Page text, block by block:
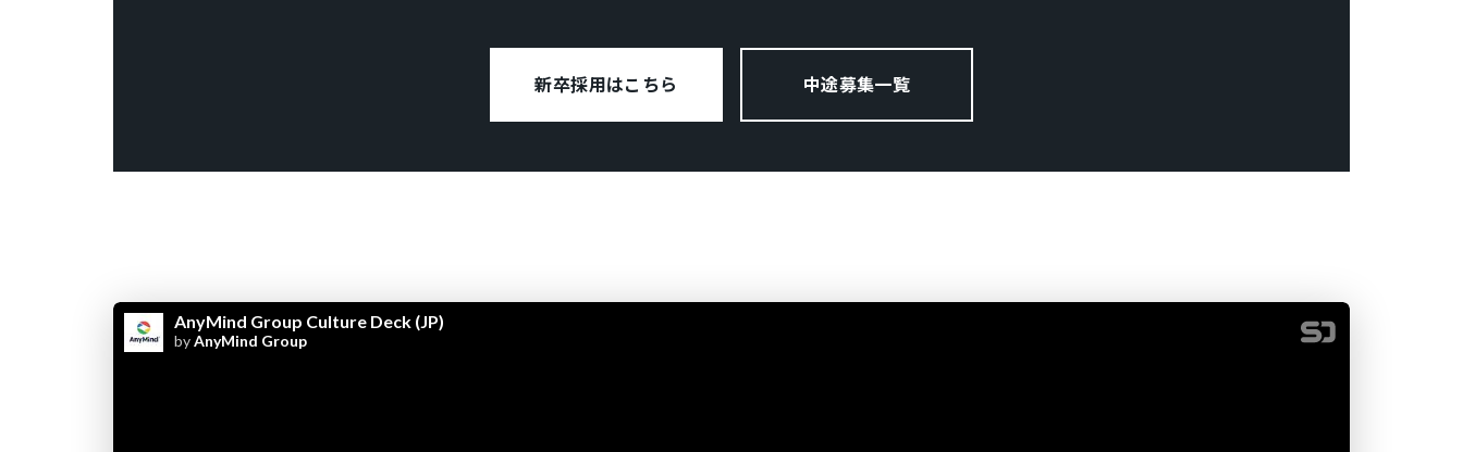
新卒採用はこちら 中途募集一覧